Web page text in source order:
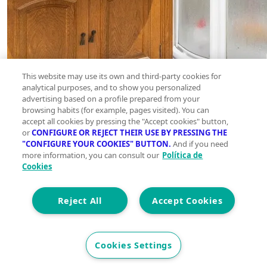
This website may use its own and third-party cookies for
analytical purposes, and to show you personalized
advertising based on a profile prepared from your
browsing habits (for example, pages visited). You can
accept all cookies by pressing the "Accept cookies" button,
orCONFIGURE OR REJECT THEIR USE BY PRESSING THE
"CONFIGURE YOUR COOKIES" BUTTON. And if you need
more information, you can consult our Política de
Cookies
Accept Cookies
Reject All
Cookies Settings